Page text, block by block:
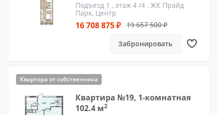
Подъезд 1 , этаж 4 /4 , ЖК Прайд
Парк, Центр
16 708 875 ₽ 19 657 500 ₽
Забронировать
Квартира от собственника
Квартира №19, 1-комнатная
102.4 м2